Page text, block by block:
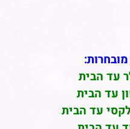
עד הבית
עד הבית
עד הבית